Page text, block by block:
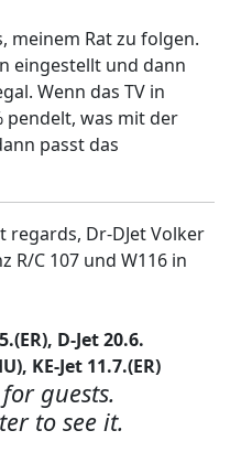
meinem Rat zu folgen.
eingestellt und dann
Wenn das TV in
pendelt, was mit der
passt das
regards, Dr-DJet Volker
R/C 107 und W116 in
D-Jet 20.6.
KE-Jet 11.7.(ER)
guests.
to see it.